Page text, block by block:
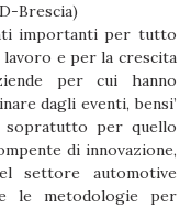
Brescia)
importanti per tutto
lavoro e per la crescita
per cui hanno
dagli eventi, bensi’
sopratutto per quello
di innovazione,
settore automotive
le metodologie per